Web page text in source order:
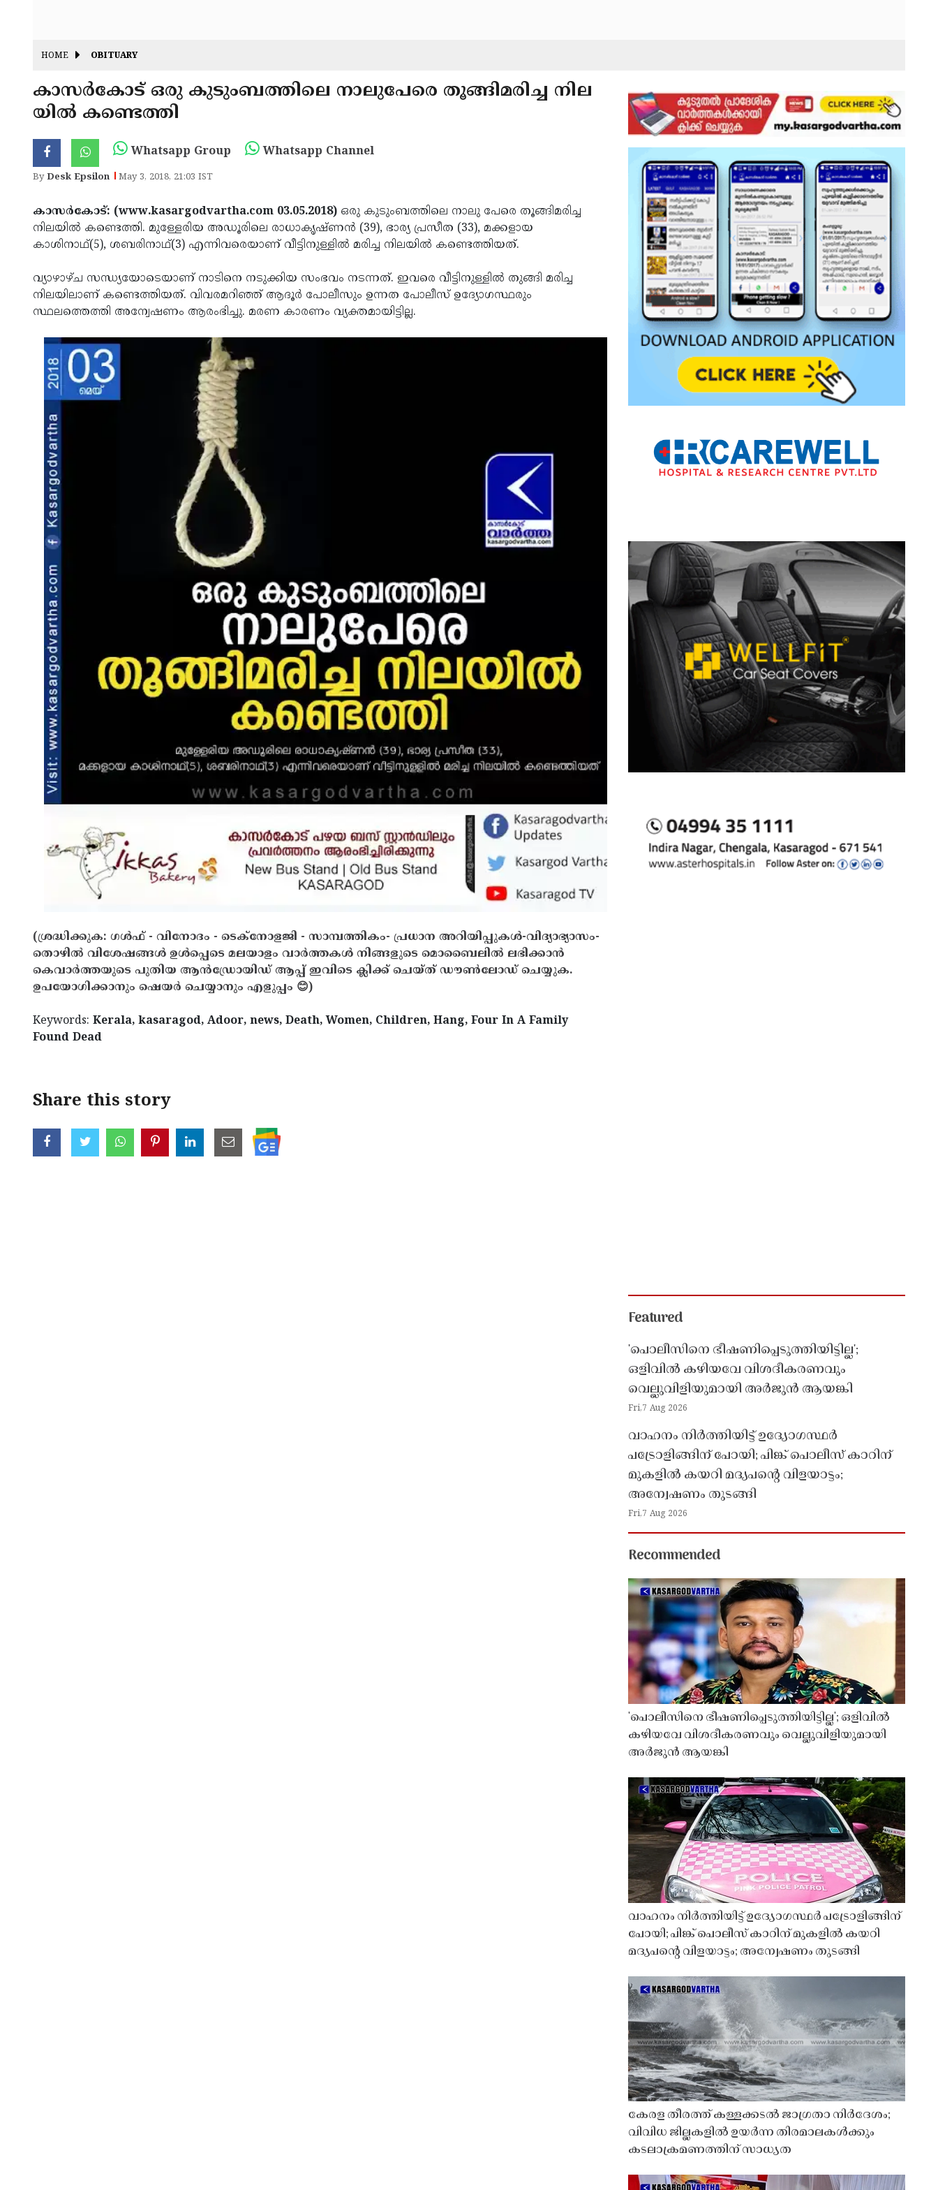
HOME OBITUARY
കാസര്‍കോട് ഒരു കുടുംബത്തിലെ നാലുപേരെ തൂങ്ങിമരിച്ച നില
യില്‍ കണ്ടെത്തി
Whatsapp Group Whatsapp Channel
ByDesk Epsilon May 3, 2018, 21:03 IST
കാസര്‍കോട്: (www.kasargodvartha.com 03.05.2018) ഒരു കുടുംബത്തിലെ നാലു പേരെ തൂങ്ങിമരിച്ച
നിലയില്‍ കണ്ടെത്തി. മുള്ളേരിയ അഡൂരിലെ രാധാകൃഷ്ണന്‍ (39), ഭാര്യ പ്രസീത (33), മക്കളായ
കാശിനാഥ്(5), ശബരിനാഥ്(3) എന്നിവരെയാണ് വീട്ടിനുള്ളില്‍ മരിച്ച നിലയില്‍ കണ്ടെത്തിയത്.
വ്യാഴാഴ്ച സന്ധ്യയോടെയാണ് നാടിനെ നടുക്കിയ സംഭവം നടന്നത്. ഇവരെ വീട്ടിനുള്ളില്‍ തുങ്ങി മരിച്ച
നിലയിലാണ് കണ്ടെത്തിയത്. വിവരമറിഞ്ഞ് ആദൂര്‍ പോലീസും ഉന്നത പോലീസ് ഉദ്യോഗസ്ഥരും
സ്ഥലത്തെത്തി അന്വേഷണം ആരംഭിച്ചു. മരണ കാരണം വ്യക്തമായിട്ടില്ല.
(ശ്രദ്ധിക്കുക: ഗൾഫ് - വിനോദം - ടെക്നോളജി - സാമ്പത്തികം- പ്രധാന അറിയിപ്പുകൾ-വിദ്യാഭ്യാസം-
തൊഴിൽ വിശേഷങ്ങൾ ഉൾപ്പെടെ മലയാളം വാർത്തകൾ നിങ്ങളുടെ മൊബൈലിൽ ലഭിക്കാൻ
കെവാർത്തയുടെ പുതിയ ആൻഡ്രോയിഡ് ആപ്പ് ഇവിടെ ക്ലിക്ക് ചെയ്ത് ഡൗൺലോഡ് ചെയ്യുക.
ഉപയോഗിക്കാനും ഷെയർ ചെയ്യാനും എളുപ്പം 😊)
Keywords: Kerala, kasaragod, Adoor, news, Death, Women, Children, Hang, Four In A Family
Found Dead
Share this story
Featured
'പൊലീസിനെ ഭീഷണിപ്പെടുത്തിയിട്ടില്ല';
ഒളിവിൽ കഴിയവേ വിശദീകരണവും
വെല്ലുവിളിയുമായി അർജുൻ ആയങ്കി
Fri,7 Aug 2026
വാഹനം നിർത്തിയിട്ട് ഉദ്യോഗസ്ഥർ
പട്രോളിങ്ങിന് പോയി; പിങ്ക് പൊലീസ് കാറിന്
മുകളിൽ കയറി മദ്യപൻ്റെ വിളയാട്ടം;
അന്വേഷണം തുടങ്ങി
Fri,7 Aug 2026
Recommended
'പൊലീസിനെ ഭീഷണിപ്പെടുത്തിയിട്ടില്ല'; ഒളിവിൽ
കഴിയവേ വിശദീകരണവും വെല്ലുവിളിയുമായി
അർജുൻ ആയങ്കി
വാഹനം നിർത്തിയിട്ട് ഉദ്യോഗസ്ഥർ പട്രോളിങ്ങിന്
പോയി; പിങ്ക് പൊലീസ് കാറിന് മുകളിൽ കയറി
മദ്യപൻ്റെ വിളയാട്ടം; അന്വേഷണം തുടങ്ങി
കേരള തീരത്ത് കള്ളക്കടൽ ജാഗ്രതാ നിർദേശം;
വിവിധ ജില്ലകളിൽ ഉയർന്ന തിരമാലകൾക്കും
കടലാക്രമണത്തിന് സാധ്യത